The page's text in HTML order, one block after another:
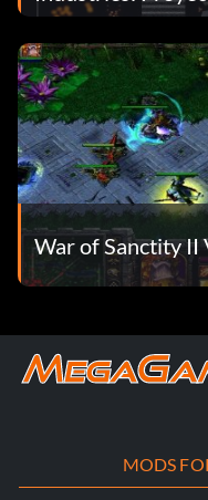
War of Sanctity
MODS